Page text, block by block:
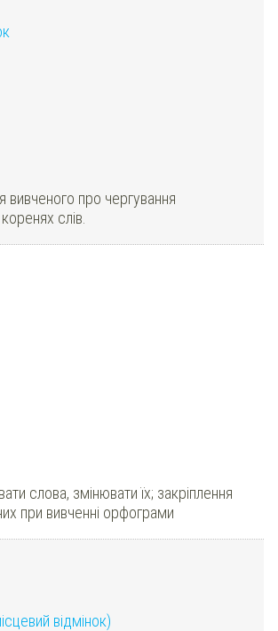
вивченого про чергування
слів.
слова, змінювати їх; закріплення
при вивченні орфограми
відмінок)